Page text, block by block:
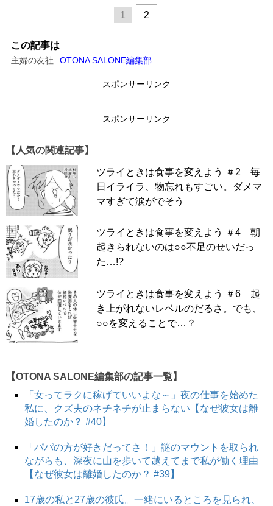
1 2
この記事は
主婦の友社 OTONA SALONE編集部
スポンサーリンク
スポンサーリンク
【人気の関連記事】
ツライときは食事を変えよう ＃2 毎
日イライラ、物忘れもすごい。ダメマ
マすぎて涙がでそう
ツライときは食事を変えよう ＃4 朝
起きられないのは○○不足のせいだっ
た…!?
ツライときは食事を変えよう ＃6 起
き上がれないレベルのだるさ。でも、
○○を変えることで…？
【OTONA SALONE編集部の記事一覧】
「女ってラクに稼げていいよな～」夜の仕事を始めた
私に、クズ夫のネチネチが止まらない【なぜ彼女は離
婚したのか？ #40】
「パパの方が好きだってさ！」謎のマウントを取られ
ながらも、深夜に山を歩いて越えてまで私が働く理由
【なぜ彼女は離婚したのか？ #39】
17歳の私と27歳の彼氏。一緒にいるところを見られ、